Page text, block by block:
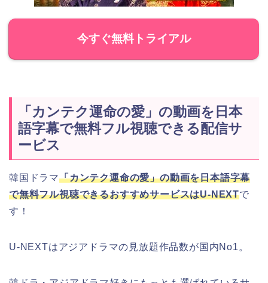
今すぐ無料トライアル
「カンテク運命の愛」の動画を日本
語字幕で無料フル視聴できる配信サ
ービス
韓国ドラマ「カンテク運命の愛」の動画を日本語字幕
で無料フル視聴できるおすすめサービスはU-NEXTで
す！
U-NEXTはアジアドラマの見放題作品数が国内No1。